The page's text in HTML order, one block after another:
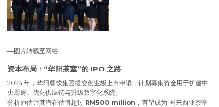
—图片转载至网络
资本布局：“华阳茶室”的 IPO 之路
2024 年，华阳餐饮集团提交创业板上市申请，计划募集资金用于扩建中
央厨房、优化供应链与升级数字化系统。
分析师估计其潜在估值超过 RM500 million ，有望成为“马来西亚茶室